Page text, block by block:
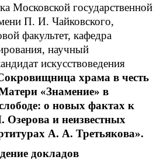
Московской государственной
П. И. Чайковского,
факультет, кафедра
научный
искусствоведения
храма в честь
«Знамение» в
о новых фактах к
и неизвестных
А. А. Третьякова».
докладов